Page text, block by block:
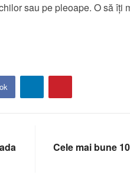
sau pe pleoape. O să îți
Cele mai bune